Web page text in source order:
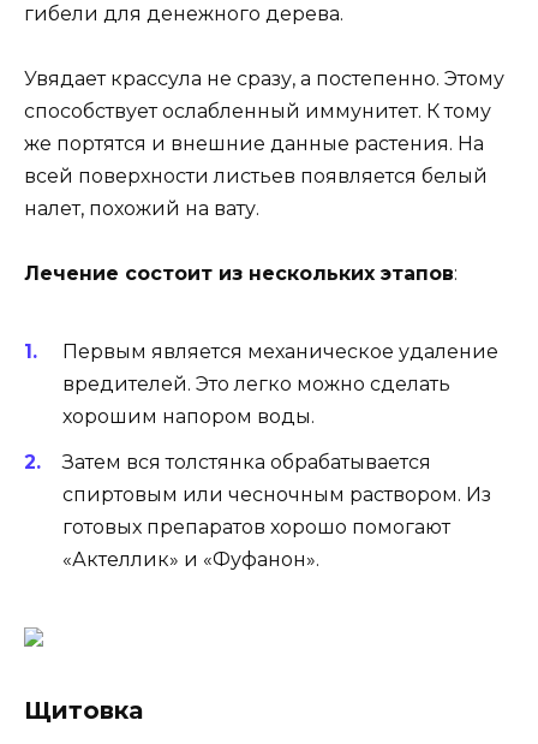
гибели для денежного дерева.
Увядает крассула не сразу, а постепенно. Этому
способствует ослабленный иммунитет. К тому
же портятся и внешние данные растения. На
всей поверхности листьев появляется белый
налет, похожий на вату.
Лечение состоит из нескольких этапов:
Первым является механическое удаление
вредителей. Это легко можно сделать
хорошим напором воды.
Затем вся толстянка обрабатывается
спиртовым или чесночным раствором. Из
готовых препаратов хорошо помогают
«Актеллик» и «Фуфанон».
Щитовка